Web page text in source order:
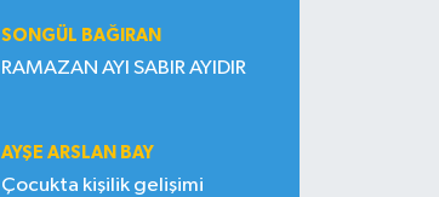
SONGÜL BAĞIRAN
RAMAZAN AYI SABIR AYIDIR
AYŞE ARSLAN BAY
Çocukta kişilik gelişimi